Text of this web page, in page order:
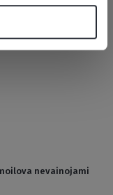
nevainojami